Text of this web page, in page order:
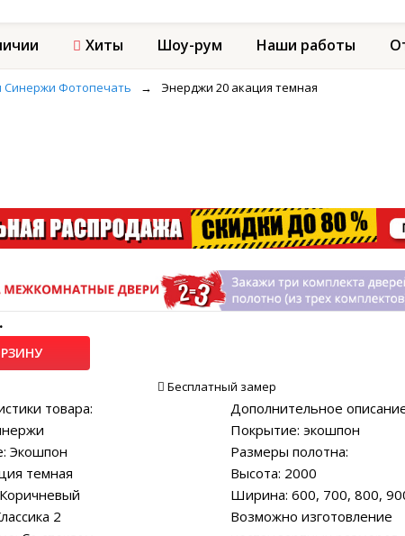
Хиты Шоу-рум Наши работы
Синержи Фотопечать → Энерджи 20 акация темная
Бесплатный замер
товара:
Экошпон
темная
2
Дополнительное
Покрытие: экошпон
Размеры полотна:
Высота: 2000
Ширина: 600, 700, 800,
Возможно изготовление